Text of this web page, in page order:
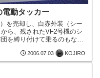
電動タッカー
を売却し、白赤外装（シー
ら、残されたVF2号機のシ
を縛り付けて乗るのもなん
2006.07.03 KOJIRO